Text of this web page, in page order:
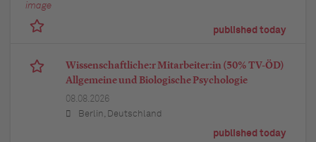
published today
Wissenschaftliche:r Mitarbeiter:in (50% TV-ÖD)
Allgemeine und Biologische Psychologie
08.08.2026
Berlin, Deutschland
published today